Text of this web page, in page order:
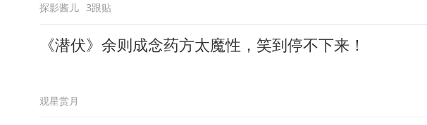
探影酱儿 3跟贴
《潜伏》余则成念药方太魔性，笑到停不下来！
观星赏月